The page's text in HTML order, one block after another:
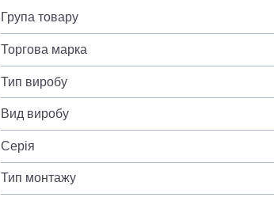
Група товару
Торгова марка
Тип виробу
Вид виробу
Серія
Тип монтажу